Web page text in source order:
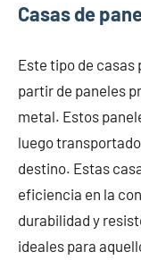
Casas de
Este tipo de
partir de paneles
metal. Estos
luego
destino. Estas
eficiencia en la
durabilidad y
ideales para